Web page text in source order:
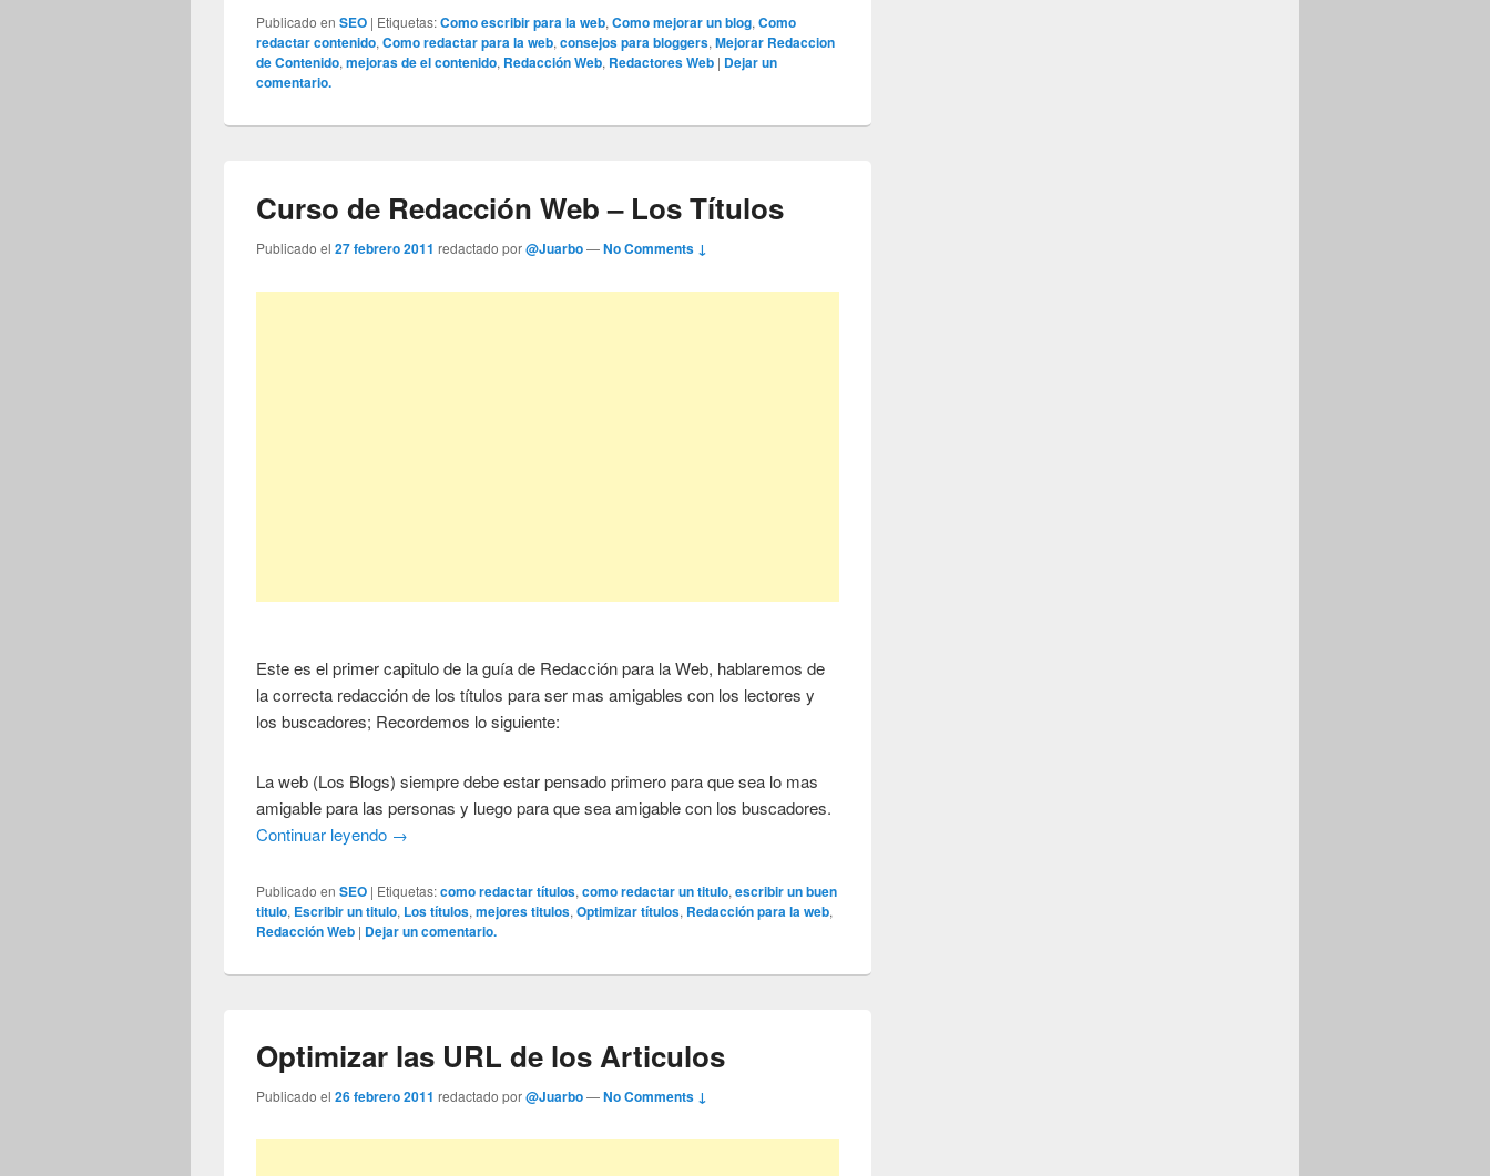
Publicado en SEO | Etiquetas:Como escribir para la web,Como mejorar un blog,Como
redactar contenido,Como redactar para la web,consejos para bloggers,Mejorar Redaccion
de Contenido,mejoras de el contenido, Redacción Web, Redactores Web | Dejar un
comentario.
Curso de Redacción Web – Los Títulos
Publicado el27 febrero 2011 redactado por@Juarbo—No Comments ↓
Este es el primer capitulo de la guía de Redacción para la Web, hablaremos de
la correcta redacción de los títulos para ser mas amigables con los lectores y
los buscadores; Recordemos lo siguiente:
La web (Los Blogs) siempre debe estar pensado primero para que sea lo mas
amigable para las personas y luego para que sea amigable con los buscadores.
Continuar leyendo →
Publicado en SEO | Etiquetas:como redactar títulos,como redactar un titulo,escribir un buen
titulo, Escribir un titulo, Los títulos,mejores titulos,Optimizar títulos, Redacción para la web,
Redacción Web | Dejar un comentario.
Optimizar las URL de los Articulos
Publicado el26 febrero 2011 redactado por@Juarbo—No Comments ↓